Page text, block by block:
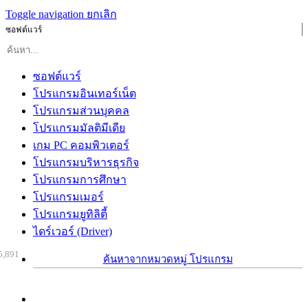
Toggle navigation ยกเลิก
ซอฟต์แวร์
ซอฟต์แวร์
โปรแกรมอินเทอร์เน็ต
โปรแกรมส่วนบุคคล
โปรแกรมมัลติมีเดีย
เกม PC คอมพิวเตอร์
โปรแกรมบริหารธุรกิจ
โปรแกรมการศึกษา
โปรแกรมเมอร์
โปรแกรมยูทิลิตี้
ไดร์เวอร์ (Driver)
ค้นหาจากหมวดหมู่ โปรแกรม